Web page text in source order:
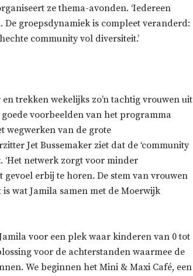
ze thema-avonden. ‘Iedereen
De groepsdynamiek is compleet veranderd:
community vol diversiteit.’
trekken wekelijks zo’n tachtig vrouwen uit
voorbeelden van het programma
wegwerken van de grote
Jet Bussemaker ziet dat de ‘community
‘Het netwerk zorgt voor minder
erbij te horen. De stem van vrouwen
wat Jamila samen met de Moerwijk
voor een plek waar kinderen van 0 tot
voor de achterstanden waarmee de
We beginnen het Mini & Maxi Café, een